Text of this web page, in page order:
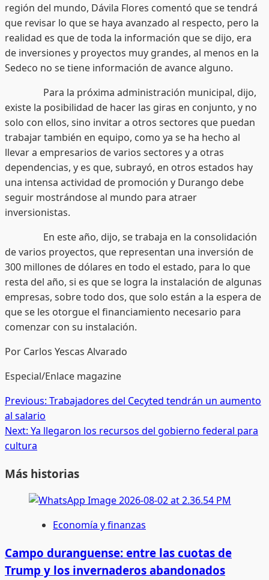
región del mundo, Dávila Flores comentó que se tendrá
que revisar lo que se haya avanzado al respecto, pero la
realidad es que de toda la información que se dijo, era
de inversiones y proyectos muy grandes, al menos en la
Sedeco no se tiene información de avance alguno.
Para la próxima administración municipal, dijo,
existe la posibilidad de hacer las giras en conjunto, y no
solo con ellos, sino invitar a otros sectores que puedan
trabajar también en equipo, como ya se ha hecho al
llevar a empresarios de varios sectores y a otras
dependencias, y es que, subrayó, en otros estados hay
una intensa actividad de promoción y Durango debe
seguir mostrándose al mundo para atraer
inversionistas.
En este año, dijo, se trabaja en la consolidación
de varios proyectos, que representan una inversión de
300 millones de dólares en todo el estado, para lo que
resta del año, si es que se logra la instalación de algunas
empresas, sobre todo dos, que solo están a la espera de
que se les otorgue el financiamiento necesario para
comenzar con su instalación.
Por Carlos Yescas Alvarado
Especial/Enlace magazine
Post
navigation
Previous: Trabajadores del Cecyted tendrán un aumento
al salario
Next: Ya llegaron los recursos del gobierno federal para
cultura
Más historias
Economía y finanzas
Campo duranguense: entre las cuotas de
Trump y los invernaderos abandonados